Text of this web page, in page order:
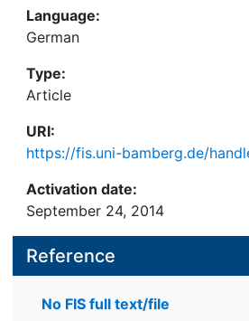
Language:
German
Type:
Article
URI:
https://fis.uni-bamberg.de/
Activation date:
September 24, 2014
Reference
No FIS full text/file